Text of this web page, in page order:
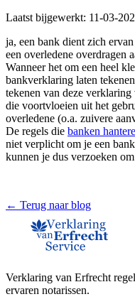
Laatst bijgewerkt: 11-03-
ja, een bank dient zich
een overledene overdragen
Wanneer het om een heel
bankverklaring laten
tekenen van deze
die voortvloeien uit het
overledene (o.a. zuivere
De regels die banken
niet verplicht om je een
kunnen je dus verzoeken
← Terug naar blog
Verklaring van Erfrecht
ervaren notarissen.